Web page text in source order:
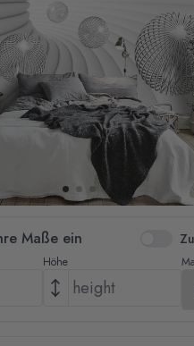
Maße ein
Höhe